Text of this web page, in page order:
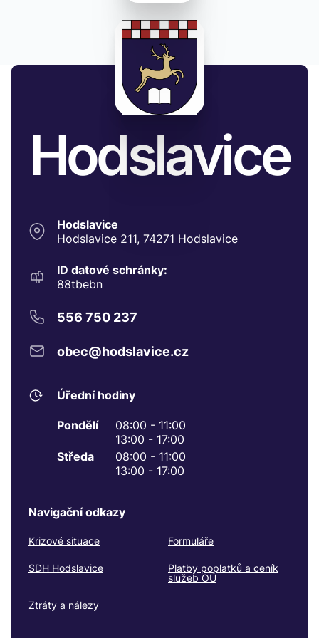
Hodslavice
Hodslavice
Hodslavice 211, 74271 Hodslavice
ID datové schránky:
88tbebn
556 750 237
obec@hodslavice.cz
Úřední hodiny
Pondělí
08:00 - 11:00
13:00 - 17:00
Středa
08:00 - 11:00
13:00 - 17:00
Navigační odkazy
Krizové situace Formuláře
SDH Hodslavice
Platby poplatků a ceník
služeb OÚ
Ztráty a nálezy